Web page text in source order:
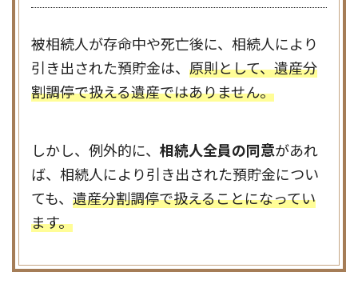
被相続人が存命中や死亡後に、相続人により
引き出された預貯金は、 原則として、遺産分
割調停で扱える遺産ではありません。
しかし、例外的に、 相続人全員の同意があれ
ば、相続人により引き出された預貯金につい
ても、 遺産分割調停で扱えることになってい
ます。